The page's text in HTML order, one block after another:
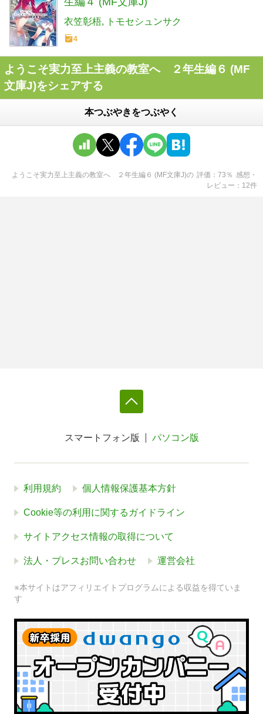
衣笠彰梧 トモセシュンサク
4
ようこそ実力至上主義の教室へ ２年生編６ (MF
文庫J)をシェアする
本つぶやきをつぶやく
ようこそ実力至上主義の教室へ ２年生編６ (MF文庫J)の 評価 73 ％ 感想・
レビュー
12件
スマートフォン版 パソコン版
利用規約 個人情報保護基本方針
Cookie等の利用に関するガイドライン
サイトアクセス情報の取得について
法人・プレスお問い合わせ 運営会社
※本サイトはアフィリエイトプログラムによる収益を得ていま
す